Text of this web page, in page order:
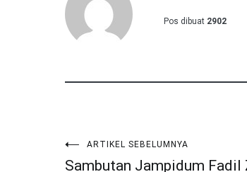
Pos dibuat 2902
Navigasi
ARTIKEL SEBELUMNYA
Sambutan Jampidum Fadil